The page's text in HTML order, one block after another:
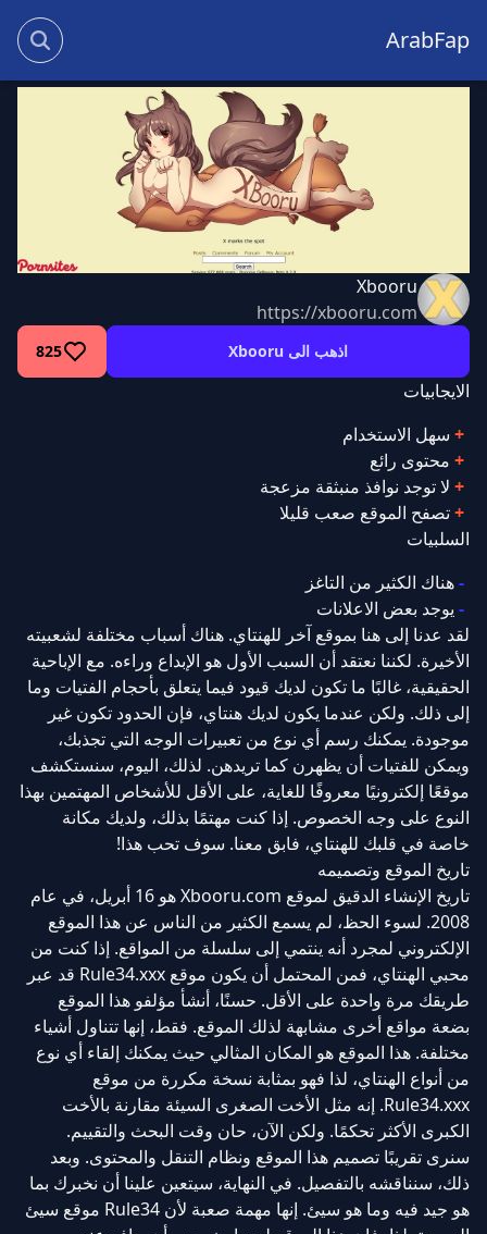
ArabFap
Xbooru
https://xbooru.com
اذهب الى Xbooru 825
الايجابيات
سهل الاستخدام
محتوى رائع
لا توجد نوافذ منبثقة مزعجة
تصفح الموقع صعب قليلا
السلبيات
هناك الكثير من التاغز
يوجد بعض الاعلانات
لقد عدنا إلى هنا بموقع آخر للهنتاي. هناك أسباب مختلفة لشعبيته
الأخيرة. لكننا نعتقد أن السبب الأول هو الإبداع وراءه. مع الإباحية
الحقيقية، غالبًا ما تكون لديك قيود فيما يتعلق بأحجام الفتيات وما
إلى ذلك. ولكن عندما يكون لديك هنتاي، فإن الحدود تكون غير
موجودة. يمكنك رسم أي نوع من تعبيرات الوجه التي تجذبك،
ويمكن للفتيات أن يظهرن كما تريدهن. لذلك، اليوم، سنستكشف
موقعًا إلكترونيًا معروفًا للغاية، على الأقل للأشخاص المهتمين بهذا
النوع على وجه الخصوص. إذا كنت مهتمًا بذلك، ولديك مكانة
خاصة في قلبك للهنتاي، فابق معنا. سوف تحب هذا!
تاريخ الموقع وتصميمه
تاريخ الإنشاء الدقيق لموقع Xbooru.com هو 16 أبريل، في عام
2008. لسوء الحظ، لم يسمع الكثير من الناس عن هذا الموقع
الإلكتروني لمجرد أنه ينتمي إلى سلسلة من المواقع. إذا كنت من
محبي الهنتاي، فمن المحتمل أن يكون موقع Rule34.xxx قد عبر
طريقك مرة واحدة على الأقل. حسنًا، أنشأ مؤلفو هذا الموقع
بضعة مواقع أخرى مشابهة لذلك الموقع. فقط، إنها تتناول أشياء
مختلفة. هذا الموقع هو المكان المثالي حيث يمكنك إلقاء أي نوع
من أنواع الهنتاي، لذا فهو بمثابة نسخة مكررة من موقع
Rule34.xxx. إنه مثل الأخت الصغرى السيئة مقارنة بالأخت
الكبرى الأكثر تحكمًا. ولكن الآن، حان وقت البحث والتقييم.
سنرى تقريبًا تصميم هذا الموقع ونظام التنقل والمحتوى. وبعد
ذلك، سنناقشه بالتفصيل. في النهاية، سيتعين علينا أن نخبرك بما
هو جيد فيه وما هو سيئ. إنها مهمة صعبة لأن Rule34 موقع سيئ